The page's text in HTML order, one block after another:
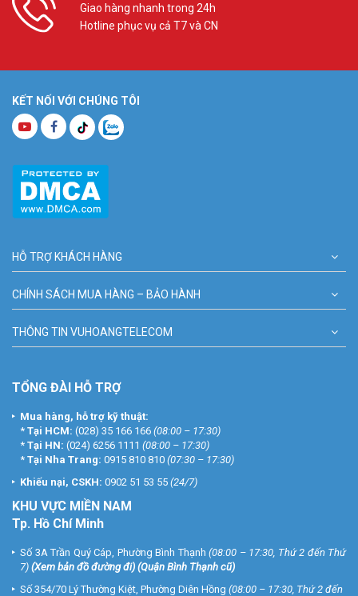
Giao hàng nhanh trong 24h
Hotline phục vụ cả T7 và CN
KẾT NỐI VỚI CHÚNG TÔI
HỖ TRỢ KHÁCH HÀNG
CHÍNH SÁCH MUA HÀNG – BẢO HÀNH
THÔNG TIN VUHOANGTELECOM
TỔNG ĐÀI HỖ TRỢ
Mua hàng, hỗ trợ kỹ thuật:
* Tại HCM: (028) 35 166 166 (08:00 – 17:30)
* Tại HN: (024) 6256 1111 (08:00 – 17:30)
* Tại Nha Trang: 0915 810 810 (07:30 – 17:30)
Khiếu nại, CSKH: 0902 51 53 55 (24/7)
KHU VỰC MIỀN NAM
Tp. Hồ Chí Minh
Số 3A Trần Quý Cáp, Phường Bình Thạnh (08:00 – 17:30, Thứ 2 đến Thứ
7) (Xem bản đồ đường đi) (Quận Bình Thạnh cũ)
Số 354/70 Lý Thường Kiệt, Phường Diên Hồng (08:00 – 17:30, Thứ 2 đến